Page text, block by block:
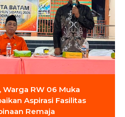
Warga RW 06 Muka
Aspirasi Fasilitas
Remaja